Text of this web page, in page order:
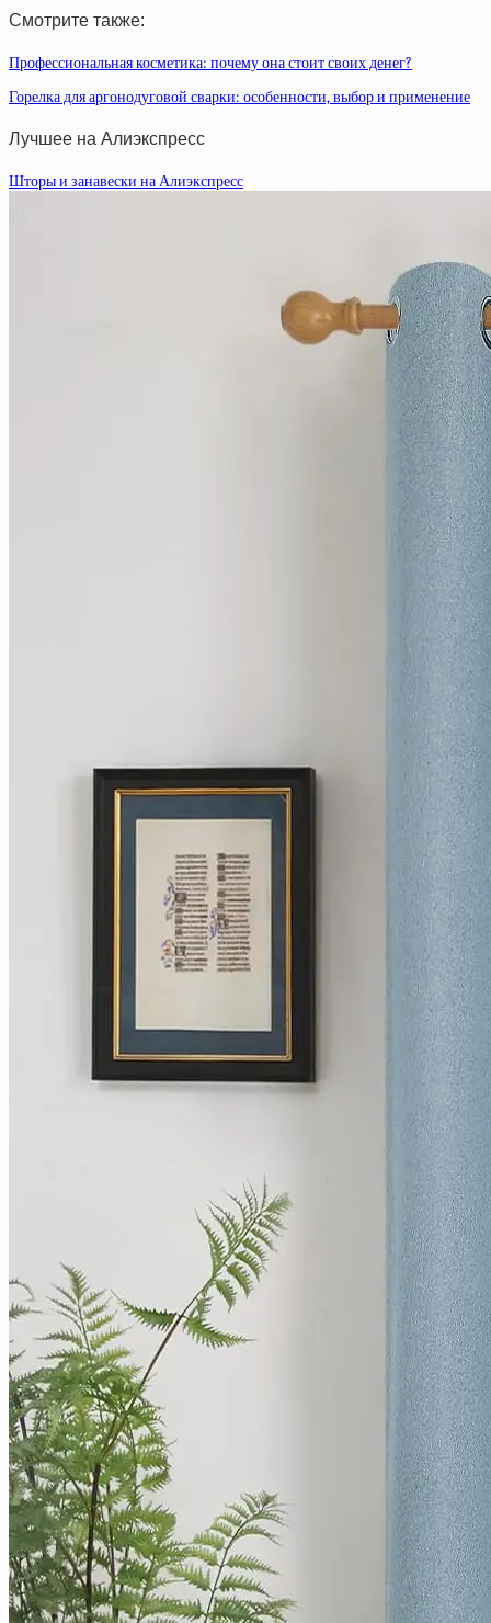
Смотрите также:
Профессиональная косметика: почему она стоит своих денег?
Горелка для аргонодуговой сварки: особенности, выбор и применение
Лучшее на Алиэкспресс
Шторы и занавески на Алиэкспресс